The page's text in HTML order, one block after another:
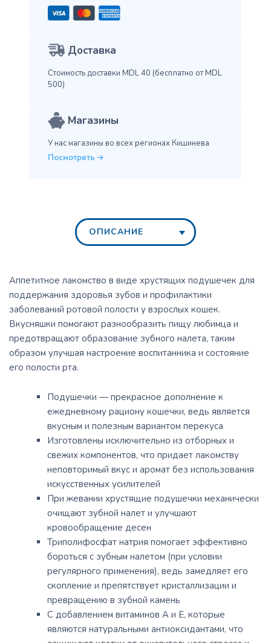
Доставка
Стоимость доставки MDL 40 (бесплатно от MDL
500)
Магазины
У нас магазины во всех регионах Кишинева
Посмотреть
ОПИСАНИЕ
Аппетитное лакомство в виде хрустящих подушечек для
поддержания здоровья зубов и профилактики
заболеваний ротовой полости у взрослых кошек.
Вкусняшки помогают разнообразить пищу любимца и
предотвращают образование зубного налета, таким
образом улучшая настроение воспитанника и состояние
его полости рта.
Подушечки — прекрасное дополнение к
ежедневному рациону кошечки, ведь является
вкусным и полезным вариантом перекуса
Изготовлены исключительно из отборных и
свежих компонентов, что придает лакомству
неповторимый вкус и аромат без использования
искусственных усилителей
При жевании хрустящие подушечки механически
очищают зубной налет и улучшают
кровообращение десен
Триполифосфат натрия помогает эффективно
бороться с зубным налетом (при условии
регулярного применения), ведь замедляет его
скопление и препятствует кристаллизации и
превращению в зубной камень
С добавлением витаминов А и Е, которые
являются натуральными антиоксидантами, что